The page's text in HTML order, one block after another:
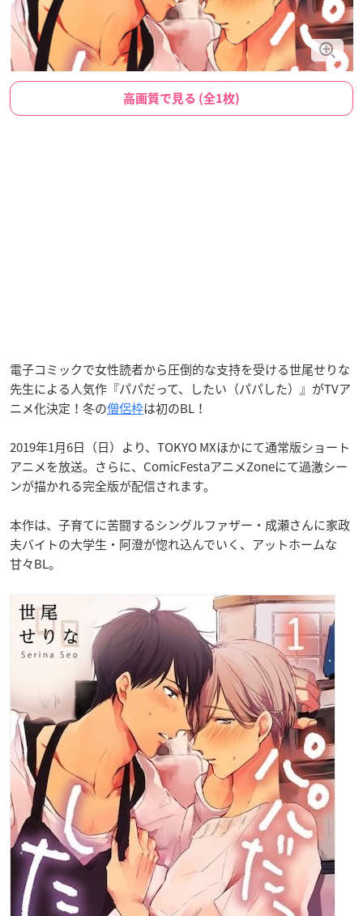
高画質で見る (全1枚)
電子コミックで女性読者から圧倒的な支持を受ける世尾せりな
先生による人気作『パパだって、したい（パパした）』がTVア
ニメ化決定！冬の僧侶枠は初のBL！
2019年1月6日（日）より、TOKYO MXほかにて通常版ショート
アニメを放送。さらに、ComicFestaアニメZoneにて過激シー
ンが描かれる完全版が配信されます。
本作は、子育てに苦闘するシングルファザー・成瀬さんに家政
夫バイトの大学生・阿澄が惚れ込んでいく、アットホームな
甘々BL。